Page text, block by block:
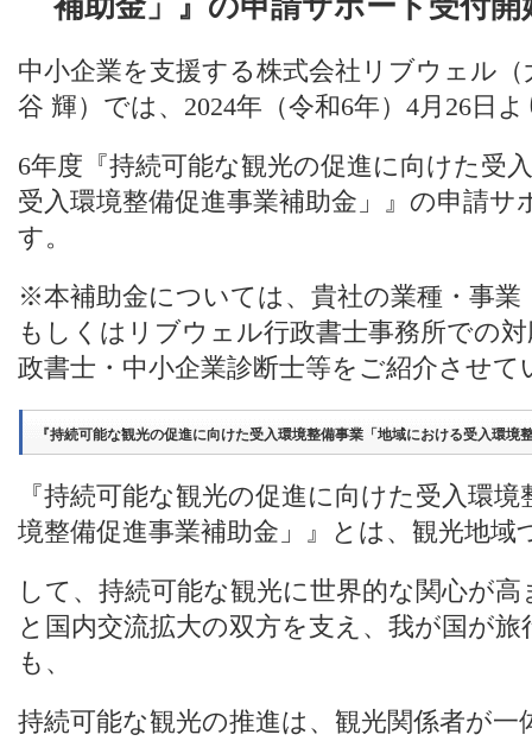
中小企業を支援する株式会社リブウェル
谷 輝）では、2024年（令和6年）4月26日
6年度『持続可能な観光の促進に向けた受
受入環境整備促進事業補助金」』の申請
す。
※本補助金については、貴社の業種・事業
もしくはリブウェル行政書士事務所での
政書士・中小企業診断士等をご紹介させ
『持続可能な観光の促進に向けた受入環境整備事業「地域における受入環境
『持続可能な観光の促進に向けた受入環
境整備促進事業補助金」』とは、観光地
して、持続可能な観光に世界的な関心が
と国内交流拡大の双方を支え、我が国が
も、
持続可能な観光の推進は、観光関係者が